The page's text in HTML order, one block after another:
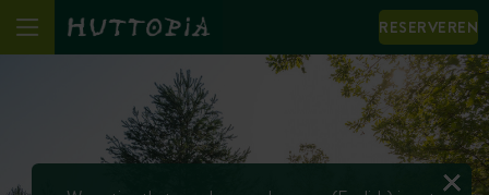
RESERVEREN